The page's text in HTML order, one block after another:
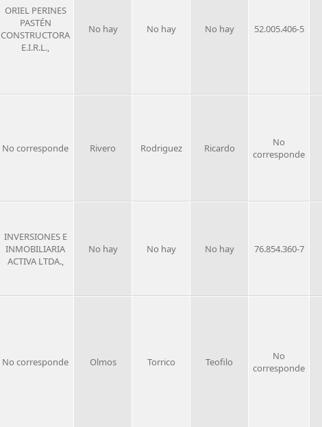
ORIEL PERINES
PASTÉN
CONSTRUCTORA
E.I.R.L.,
No hay No hay No hay 52.005.406-5
No corresponde Rivero Rodriguez Ricardo
No
corresponde
INVERSIONES E
INMOBILIARIA
ACTIVA LTDA.,
No hay No hay No hay 76.854.360-7
No corresponde Olmos Torrico Teofilo
No
corresponde